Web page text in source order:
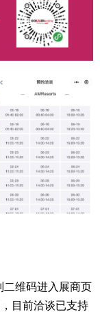
二维码进入展商页
目前洽谈已支持